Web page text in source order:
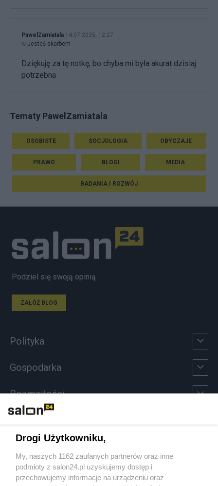
PawelZamiatala 14.07.2025, 12:27
w Jesteś skarbem
Dziękuję za tę notkę, bo chyba mi była akurat dzisiaj
potrzebna
Tematy PawelZamiatala
OSOBISTE SOCJOLOGIA OBYCZAJE
PRAWO BLOGI MEDIA
BADANIA I ROZWÓJ
Podziel się swoją opinią
ZAŁÓŻ BLOG
Polityka
Gospodarka
Rozmaitości
Sport
Społeczeństwo
Drogi Użytkowniku,
My, naszych 1162 zaufanych partnerów oraz inne
podmioty z salon24.pl uzyskujemy dostęp i
przechowujemy informacje na urządzeniu oraz